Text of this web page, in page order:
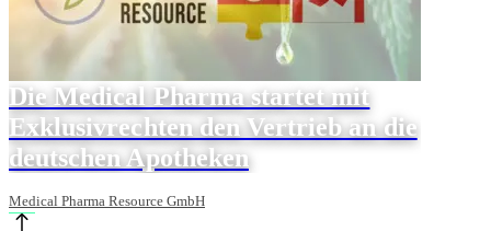
Die Medical Pharma startet mit
Exklusivrechten den Vertrieb an die
deutschen Apotheken
Medical Pharma Resource GmbH